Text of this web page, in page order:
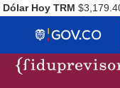
Dólar Hoy TRM